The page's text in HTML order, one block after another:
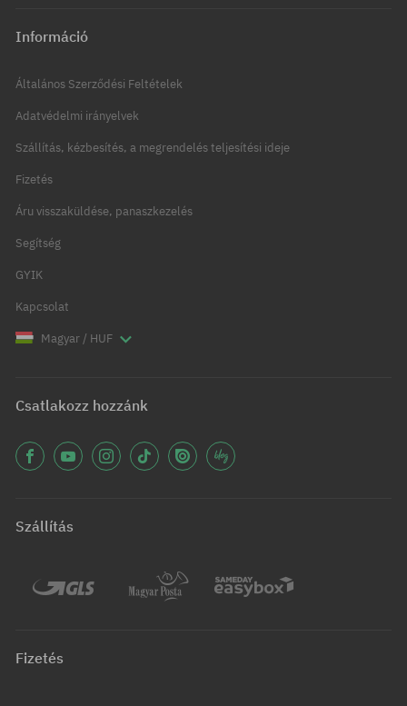
Információ
Általános Szerződési Feltételek
Adatvédelmi irányelvek
Szállítás, kézbesítés, a megrendelés teljesítési ideje
Fizetés
Áru visszaküldése, panaszkezelés
Segítség
GYIK
Kapcsolat
Magyar / HUF
Csatlakozz hozzánk
Szállítás
Fizetés